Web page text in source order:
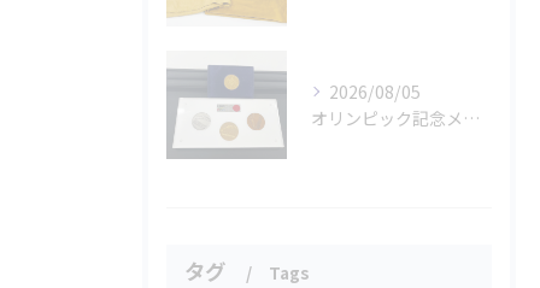
2026/08/05
オリンピック記念メダルとメイプルリーフコインをお買取りさせていただきました🏅✨
タグ Tags